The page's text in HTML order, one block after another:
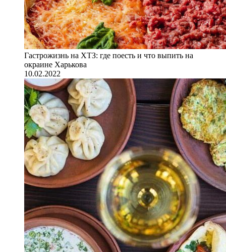
Гастрожизнь на ХТЗ: где поесть и что выпить на
окраине Харькова
10.02.2022